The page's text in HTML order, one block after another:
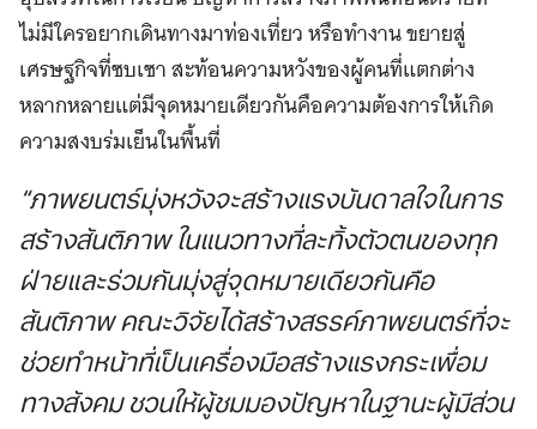
ไม่มีใครอยากเดินทางมาท่องเที่ยว หรือทำงาน ขยายสู่
เศรษฐกิจที่ซบเซา สะท้อนความหวังของผู้คนที่แตกต่าง
หลากหลายแต่มีจุดหมายเดียวกันคือความต้องการให้เกิด
ความสงบร่มเย็นในพื้นที่
“ภาพยนตร์มุ่งหวังจะสร้างแรงบันดาลใจในการ
สร้างสันติภาพ ในแนวทางที่ละทิ้งตัวตนของทุก
ฝ่ายและร่วมกันมุ่งสู่จุดหมายเดียวกันคือ
สันติภาพ คณะวิจัยได้สร้างสรรค์ภาพยนตร์ที่จะ
ช่วยทำหน้าที่เป็นเครื่องมือสร้างแรงกระเพื่อม
ทางสังคม ชวนให้ผู้ชมมองปัญหาในฐานะผู้มีส่วน